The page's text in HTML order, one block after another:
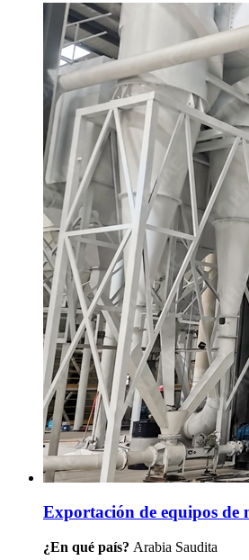
Exportación de equipos de
¿En qué país? Arabia Saudita